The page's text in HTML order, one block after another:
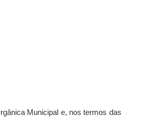
Municipal e, nos termos das